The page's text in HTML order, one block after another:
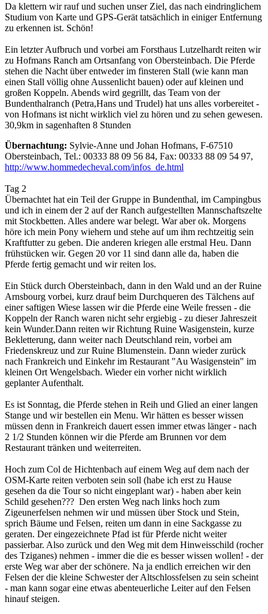
Da klettern wir rauf und suchen unser Ziel, das nach eindringlichem
Studium von Karte und GPS-Gerät tatsächlich in einiger Entfernung
zu erkennen ist. Schön!
Ein letzter Aufbruch und vorbei am Forsthaus Lutzelhardt reiten wir
zu Hofmans Ranch am Ortsanfang von Obersteinbach. Die Pferde
stehen die Nacht über entweder im finsteren Stall (wie kann man
einen Stall völlig ohne Aussenlicht bauen) oder auf kleinen und
großen Koppeln. Abends wird gegrillt, das Team von der
Bundenthalranch (Petra,Hans und Trudel) hat uns alles vorbereitet -
von Hofmans ist nicht wirklich viel zu hören und zu sehen gewesen.
30,9km in sagenhaften 8 Stunden
Übernachtung: Sylvie-Anne und Johan Hofmans, F-67510
Obersteinbach, Tel.: 00333 88 09 56 84, Fax: 00333 88 09 54 97,
http://www.hommedecheval.com/infos_de.html
Tag 2
Übernachtet hat ein Teil der Gruppe in Bundenthal, im Campingbus
und ich in einem der 2 auf der Ranch aufgestellten Mannschaftszelte
mit Stockbetten. Alles andere war belegt. War aber ok. Morgens
höre ich mein Pony wiehern und stehe auf um ihm rechtzeitig sein
Kraftfutter zu geben. Die anderen kriegen alle erstmal Heu. Dann
frühstücken wir. Gegen 20 vor 11 sind dann alle da, haben die
Pferde fertig gemacht und wir reiten los.
Ein Stück durch Obersteinbach, dann in den Wald und an der Ruine
Arnsbourg vorbei, kurz drauf beim Durchqueren des Tälchens auf
einer saftigen Wiese lassen wir die Pferde eine Weile fressen - die
Koppeln der Ranch waren nicht sehr ergiebig - zu dieser Jahreszeit
kein Wunder.Dann reiten wir Richtung Ruine Wasigenstein, kurze
Bekletterung, dann weiter nach Deutschland rein, vorbei am
Friedenskreuz und zur Ruine Blumenstein. Dann wieder zurück
nach Frankreich und Einkehr im Restaurant "Au Wasigenstein" im
kleinen Ort Wengelsbach. Wieder ein vorher nicht wirklich
geplanter Aufenthalt.
Es ist Sonntag, die Pferde stehen in Reih und Glied an einer langen
Stange und wir bestellen ein Menu. Wir hätten es besser wissen
müssen denn in Frankreich dauert essen immer etwas länger - nach
2 1/2 Stunden können wir die Pferde am Brunnen vor dem
Restaurant tränken und weiterreiten.
Hoch zum Col de Hichtenbach auf einem Weg auf dem nach der
OSM-Karte reiten verboten sein soll (habe ich erst zu Hause
gesehen da die Tour so nicht eingeplant war) - haben aber kein
Schild gesehen??? Den ersten Weg nach links hoch zum
Zigeunerfelsen nehmen wir und müssen über Stock und Stein,
sprich Bäume und Felsen, reiten um dann in eine Sackgasse zu
geraten. Der eingezeichnete Pfad ist für Pferde nicht weiter
passierbar. Also zurück und den Weg mit dem Hinweisschild (rocher
des Tziganes) nehmen - immer die die es besser wissen wollen! - der
erste Weg war aber der schönere. Na ja endlich erreichen wir den
Felsen der die kleine Schwester der Altschlossfelsen zu sein scheint
- man kann sogar eine etwas abenteuerliche Leiter auf den Felsen
hinauf steigen.